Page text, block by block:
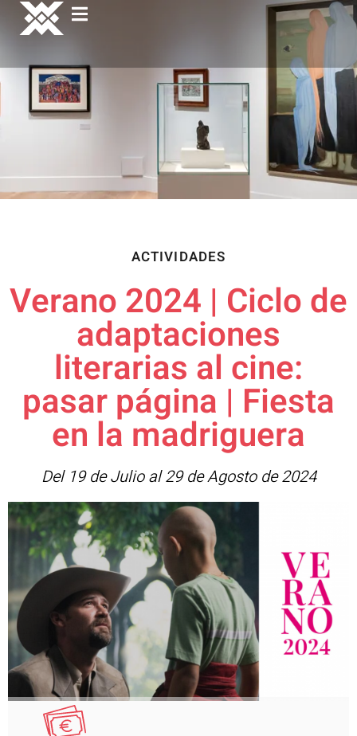
ACTIVIDADES
Verano 2024 | Ciclo de
adaptaciones
literarias al cine:
pasar página | Fiesta
en la madriguera
Del 19 de Julio al 29 de Agosto de 2024